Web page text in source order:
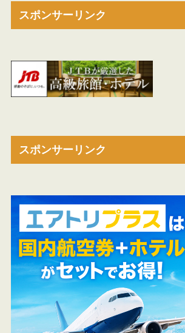
スポンサーリンク
スポンサーリンク